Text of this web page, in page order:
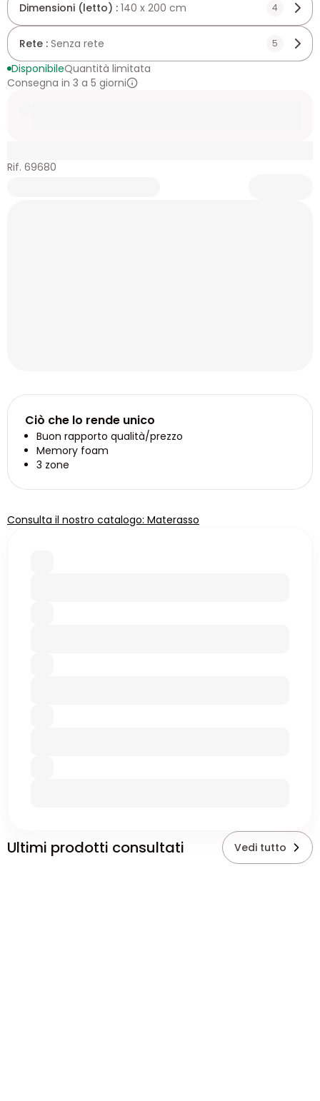
Dimensioni (letto) : 140 x 200 cm 4
Rete : Senza rete 5
DisponibileQuantità limitata
Consegna in 3 a 5 giorni
Rif. 69680
Ciò che lo rende unico
Buon rapporto qualità/prezzo
Memory foam
3 zone
Consulta il nostro catalogo: Materasso
Ultimi prodotti consultati Vedi tutto